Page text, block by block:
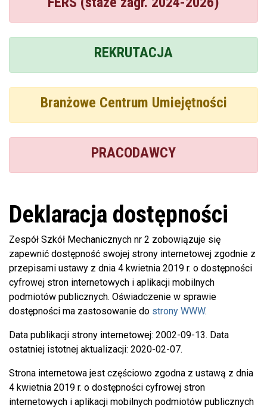
REKRUTACJA
Branżowe Centrum Umiejętności
PRACODAWCY
Deklaracja dostępności
Zespół Szkół Mechanicznych nr 2 zobowiązuje się
zapewnić dostępność swojej strony internetowej zgodnie z
przepisami ustawy z dnia 4 kwietnia 2019 r. o dostępności
cyfrowej stron internetowych i aplikacji mobilnych
podmiotów publicznych. Oświadczenie w sprawie
dostępności ma zastosowanie do strony WWW.
Data publikacji strony internetowej: 2002-09-13. Data
ostatniej istotnej aktualizacji: 2020-02-07.
Strona internetowa jest częściowo zgodna z ustawą z dnia
4 kwietnia 2019 r. o dostępności cyfrowej stron
internetowych i aplikacji mobilnych podmiotów publicznych